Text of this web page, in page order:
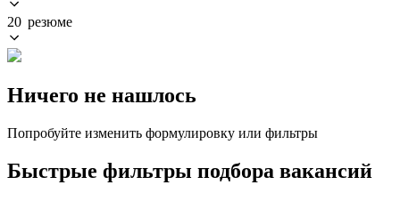
20 резюме
Ничего не нашлось
Попробуйте изменить формулировку или фильтры
Быстрые фильтры подбора вакансий